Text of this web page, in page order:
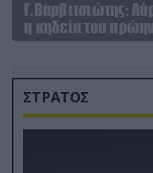
Γ.Βαρβιτσιώτης:
η κηδεία του
ΣΤΡΑΤΟΣ